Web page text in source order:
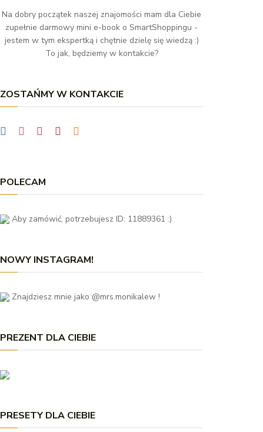
Na dobry początek naszej znajomości mam dla Ciebie
zupełnie darmowy mini e-book o SmartShoppingu -
jestem w tym ekspertką i chętnie dzielę się wiedzą :)
To jak, będziemy w kontakcie?
ZOSTAŃMY W KONTAKCIE
POLECAM
Aby zamówić, potrzebujesz ID: 11889361 :)
NOWY INSTAGRAM!
Znajdziesz mnie jako @mrs.monikalew !
PREZENT DLA CIEBIE
PRESETY DLA CIEBIE